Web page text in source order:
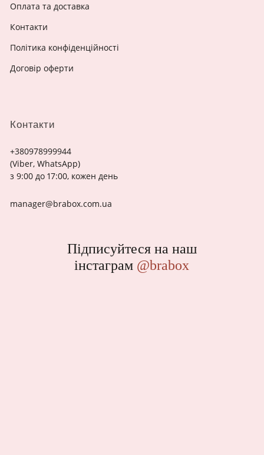
Контакти
+380978999944
(Viber, WhatsApp)
з 9:00 до 17:00, кожен день
manager@brabox.com.ua
Оплата та доставка
Контакти
Політика конфіденційності
Договір оферти
Підписуйтеся на наш
інстаграм @brabox